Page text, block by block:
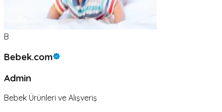
B
Bebek.com
Admin
Bebek Ürünleri ve Alışveriş